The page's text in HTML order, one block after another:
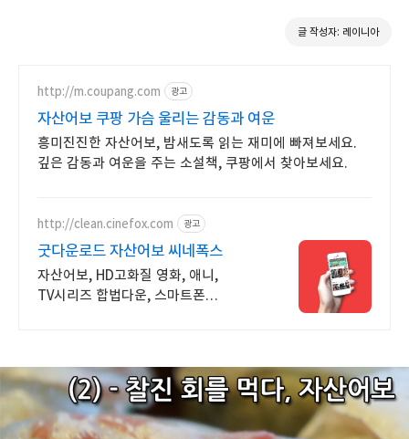
글 작성자: 레이니아
http://m.coupang.com 광고
자산어보 쿠팡 가슴 울리는 감동과 여운
흥미진진한 자산어보, 밤새도록 읽는 재미에 빠져보세요.
깊은 감동과 여운을 주는 소설책, 쿠팡에서 찾아보세요.
http://clean.cinefox.com 광고
굿다운로드 자산어보 씨네폭스
자산어보, HD고화질 영화, 애니,
TV시리즈 합법다운, 스마트폰